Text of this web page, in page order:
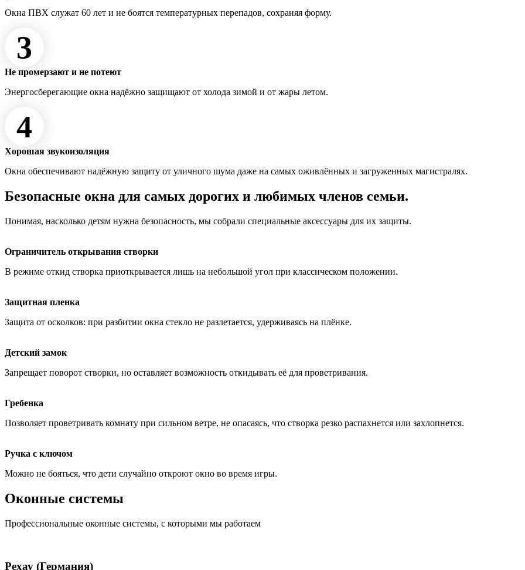
Окна ПВХ служат 60 лет и не боятся температурных перепадов, сохраняя форму.
3
Не промерзают и не потеют
Энергосберегающие окна надёжно защищают от холода зимой и от жары летом.
4
Хорошая звукоизоляция
Окна обеспечивают надёжную защиту от уличного шума даже на самых оживлённых и загруженных магистралях.
Безопасные окна для самых дорогих и любимых членов семьи.
Понимая, насколько детям нужна безопасность, мы собрали специальные аксессуары для их защиты.
Ограничитель открывания створки
В режиме откид створка приоткрывается лишь на небольшой угол при классическом положении.
Защитная пленка
Защита от осколков: при разбитии окна стекло не разлетается, удерживаясь на плёнке.
Детский замок
Запрещает поворот створки, но оставляет возможность откидывать её для проветривания.
Гребенка
Позволяет проветривать комнату при сильном ветре, не опасаясь, что створка резко распахнется или захлопнется.
Ручка с ключом
Можно не бояться, что дети случайно откроют окно во время игры.
Оконные системы
Профессиональные оконные системы, с которыми мы работаем
Рехау (Германия)